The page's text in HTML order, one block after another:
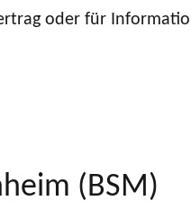
oder für
(BSM)